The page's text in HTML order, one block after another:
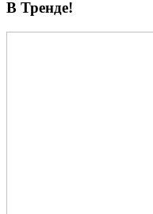
В Тренде!